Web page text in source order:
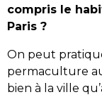
compris le
Paris ?
On peut
permaculture
bien à la ville